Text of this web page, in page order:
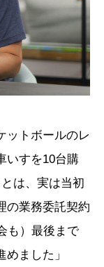
ットボールのレ
いすを10台購
は、実は当初
の業務委託契約
も）最後まで
ました」